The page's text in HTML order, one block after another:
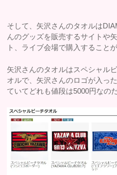
そして、矢沢さんのタオルは
んのグッズを販売するサイトや
ト、ライブ会場で購入すること
矢沢さんのタオルはスペシャル
オルで、矢沢さんのロゴが入っ
ていてどれも値段は5000円なの